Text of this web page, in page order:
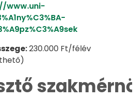
www.uni-
230.000 Ft/félév